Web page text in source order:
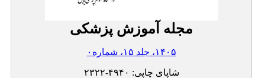
مجله آموزش پزشکی
۱۴۰۵، جلد ۱۵، شماره۰
شاپای چاپی: ۲۳۲۲-۴۹۴۰